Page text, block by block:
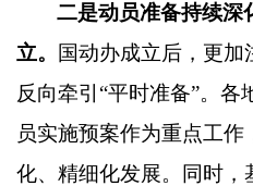
二是动员准备持续深
立。
国动办成立后，更加
反向牵引 “平时准备”。各
员实施预案作为重点工
化、精细化发展。同时，